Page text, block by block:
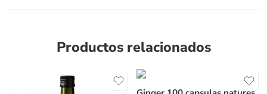
Productos relacionados